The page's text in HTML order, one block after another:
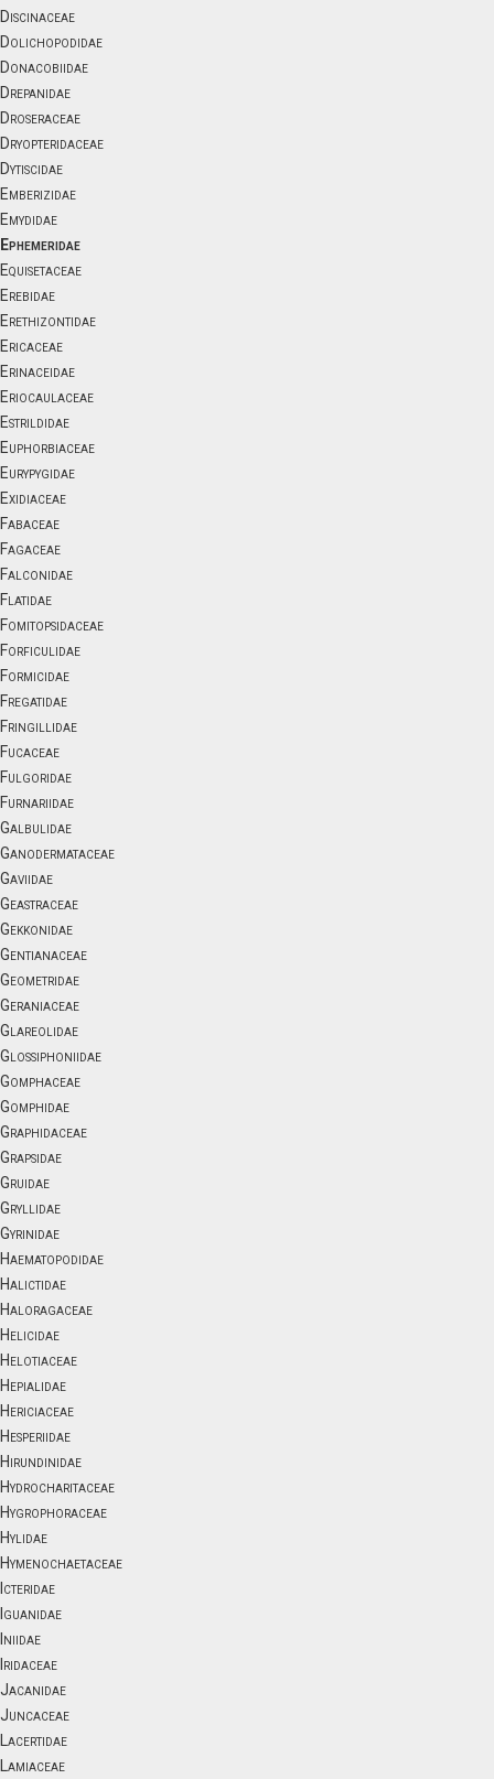
Discinaceae
Dolichopodidae
Donacobiidae
Drepanidae
Droseraceae
Dryopteridaceae
Dytiscidae
Emberizidae
Emydidae
Ephemeridae
Equisetaceae
Erebidae
Erethizontidae
Ericaceae
Erinaceidae
Eriocaulaceae
Estrildidae
Euphorbiaceae
Eurypygidae
Exidiaceae
Fabaceae
Fagaceae
Falconidae
Flatidae
Fomitopsidaceae
Forficulidae
Formicidae
Fregatidae
Fringillidae
Fucaceae
Fulgoridae
Furnariidae
Galbulidae
Ganodermataceae
Gaviidae
Geastraceae
Gekkonidae
Gentianaceae
Geometridae
Geraniaceae
Glareolidae
Glossiphoniidae
Gomphaceae
Gomphidae
Graphidaceae
Grapsidae
Gruidae
Gryllidae
Gyrinidae
Haematopodidae
Halictidae
Haloragaceae
Helicidae
Helotiaceae
Hepialidae
Hericiaceae
Hesperiidae
Hirundinidae
Hydrocharitaceae
Hygrophoraceae
Hylidae
Hymenochaetaceae
Icteridae
Iguanidae
Iniidae
Iridaceae
Jacanidae
Juncaceae
Lacertidae
Lamiaceae